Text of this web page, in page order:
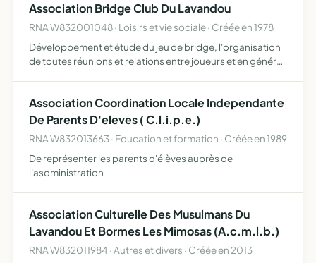
Association Bridge Club Du Lavandou
RNA W832001048 · Loisirs et vie sociale · Créée en 1978
Développement et étude du jeu de bridge, l'organisation
de toutes réunions et relations entre joueurs et en général
Association Coordination Locale Independante
De Parents D'eleves ( C.l.i.p.e.)
RNA W832013663 · Education et formation · Créée en 1989
De représenter les parents d'élèves auprès de
l'asdministration
Association Culturelle Des Musulmans Du
Lavandou Et Bormes Les Mimosas (A.c.m.l.b.)
RNA W832011984 · Autres et divers · Créée en 2013